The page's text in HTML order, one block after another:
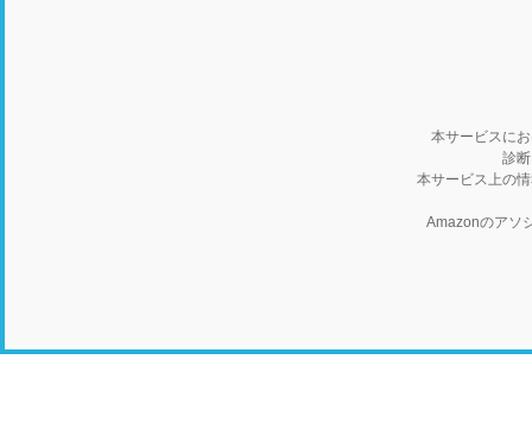
本サービスに
診
本サービス上の
Amazonのアソ